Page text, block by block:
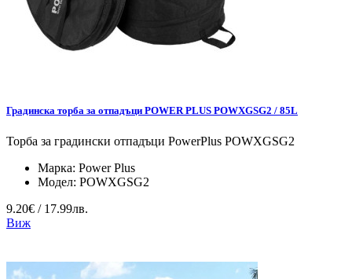
Градинска торба за отпадъци POWER PLUS POWXGSG2 / 85L
Торба за градински отпадъци PowerPlus POWXGSG2
Марка: Power Plus
Модел: POWXGSG2
9.20€ / 17.99лв.
Виж